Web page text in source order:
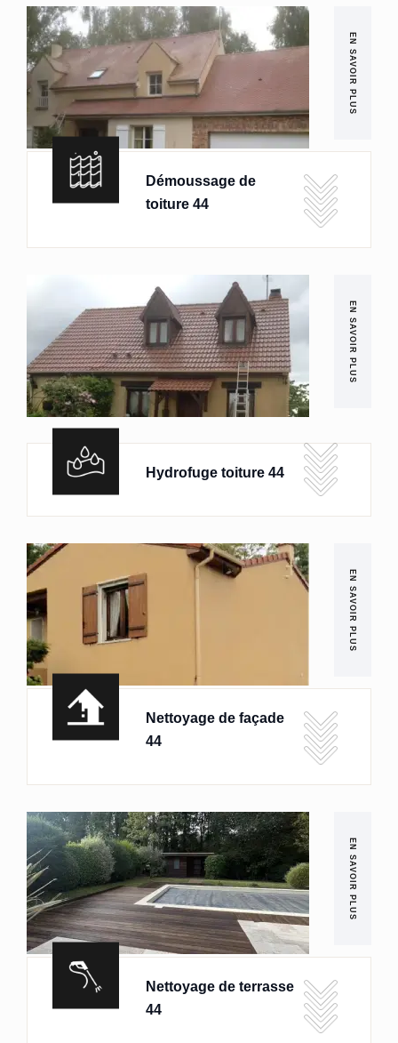
EN SAVOIR PLUS
Démoussage de
toiture 44
EN SAVOIR PLUS
Hydrofuge toiture 44
EN SAVOIR PLUS
Nettoyage de façade
44
EN SAVOIR PLUS
Nettoyage de terrasse
44